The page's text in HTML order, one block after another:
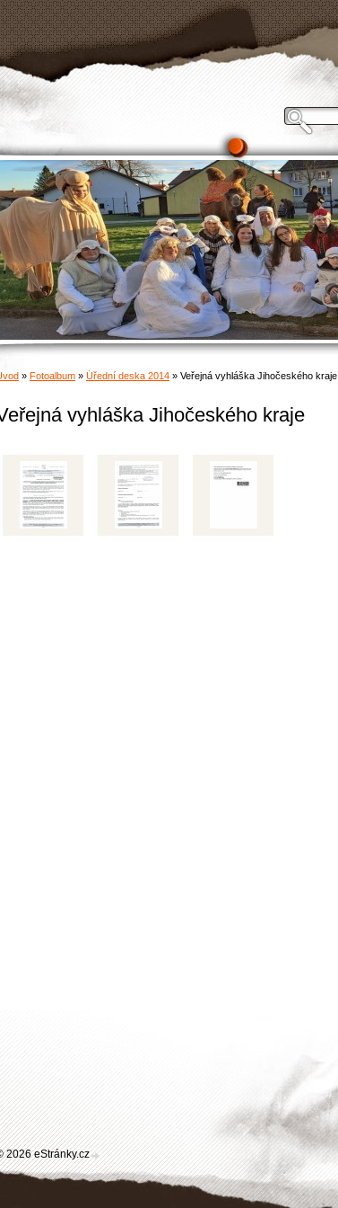
» Fotoalbum » Úřední deska 2014 » Veřejná vyhláška Jihočeského kraje
vyhláška Jihočeského kraje
2026 eStránky.cz